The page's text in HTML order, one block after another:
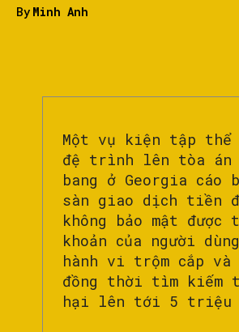
By Minh Anh
Một vụ kiện tập thể
đệ trình lên tòa
bang ở Georgia cáo
sàn giao dịch tiền
không bảo mật được
khoản của người
hành vi trộm cắp và
đồng thời tìm kiếm
hại lên tới 5 triệu